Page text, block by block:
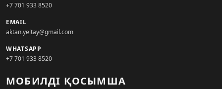
+7 701 933 8520
EMAIL
aktan.yeltay@gmail.com
WHATSAPP
+7 701 933 8520
МОБИЛДІ ҚОСЫМША